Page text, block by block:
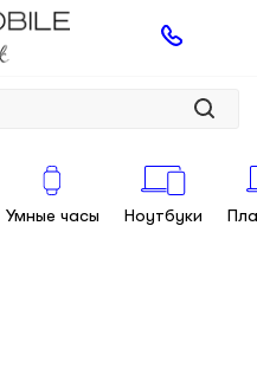
Умные часы Ноутбуки